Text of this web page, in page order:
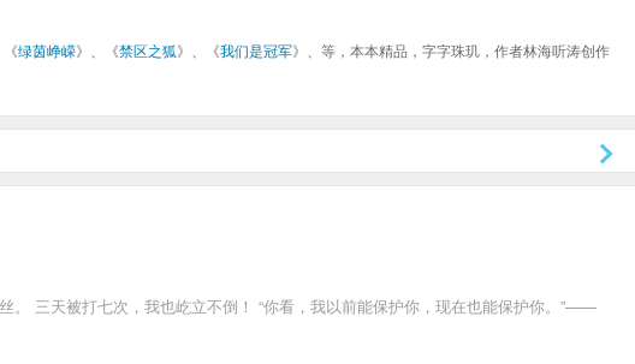
绿茵峥嵘》、《禁区之狐》、《我们是冠军》、等，本本精品，字字珠玑，作者林海听涛创作
。 三天被打七次，我也屹立不倒！ “你看，我以前能保护你，现在也能保护你。”——